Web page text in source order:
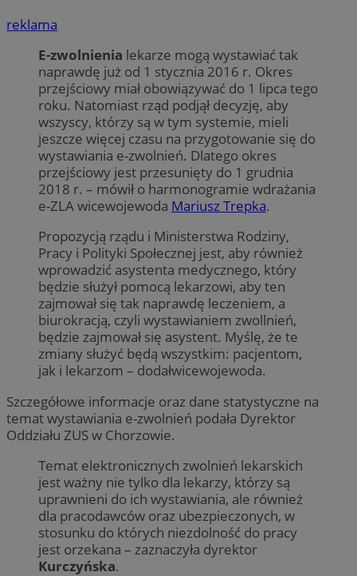
reklama
E-zwolnienia lekarze mogą wystawiać tak
naprawdę już od 1 stycznia 2016 r. Okres
przejściowy miał obowiązywać do 1 lipca tego
roku. Natomiast rząd podjął decyzję, aby
wszyscy, którzy są w tym systemie, mieli
jeszcze więcej czasu na przygotowanie się do
wystawiania e-zwolnień. Dlatego okres
przejściowy jest przesunięty do 1 grudnia
2018 r. – mówił o harmonogramie wdrażania
e-ZLA wicewojewoda Mariusz Trepka.
Propozycją rządu i Ministerstwa Rodziny,
Pracy i Polityki Społecznej jest, aby również
wprowadzić asystenta medycznego, który
będzie służył pomocą lekarzowi, aby ten
zajmował się tak naprawdę leczeniem, a
biurokracją, czyli wystawianiem zwollnień,
będzie zajmował się asystent. Myślę, że te
zmiany służyć będą wszystkim: pacjentom,
jak i lekarzom – dodałwicewojewoda.
Szczegółowe informacje oraz dane statystyczne na
temat wystawiania e-zwolnień podała Dyrektor
Oddziału ZUS w Chorzowie.
Temat elektronicznych zwolnień lekarskich
jest ważny nie tylko dla lekarzy, którzy są
uprawnieni do ich wystawiania, ale również
dla pracodawców oraz ubezpieczonych, w
stosunku do których niezdolność do pracy
jest orzekana – zaznaczyła dyrektor
Kurczyńska.